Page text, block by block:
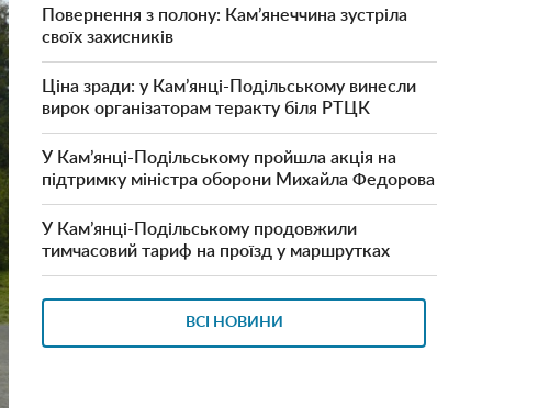
Повернення з полону: Кам’янеччина зустріла
своїх захисників
Ціна зради: у Кам’янці-Подільському винесли
вирок організаторам теракту біля РТЦК
У Кам’янці-Подільському пройшла акція на
підтримку міністра оборони Михайла Федорова
У Кам’янці-Подільському продовжили
тимчасовий тариф на проїзд у маршрутках
ВСІ НОВИНИ